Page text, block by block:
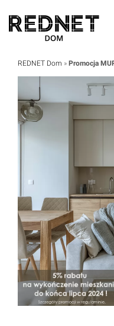
REDNET Dom » Promocja